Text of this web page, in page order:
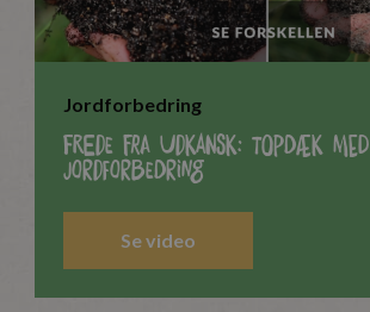
Jordforbedring
Frede fra Udkansk: Topdæk med
jordforbedring
Se video